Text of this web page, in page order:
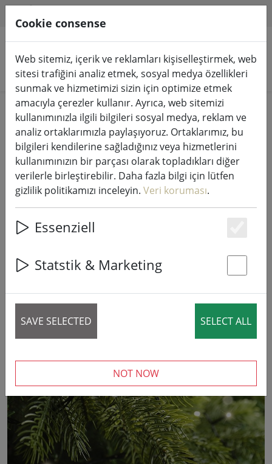
Ürünleri arayın
Home Peri ışıkları & aydınlatma Peri ışıkları
Kaemingk Lumineo LED peri ışıkları
Dimmerli Basic 360 LED sıcak beyaz
dış mekan 27 m siyah
Cookie consense
Web sitemiz, içerik ve reklamları kişiselleştirmek, web
sitesi trafiğini analiz etmek, sosyal medya özellikleri
sunmak ve hizmetimizi sizin için optimize etmek
amacıyla çerezler kullanır. Ayrıca, web sitemizi
kullanımınızla ilgili bilgileri sosyal medya, reklam ve
analiz ortaklarımızla paylaşıyoruz. Ortaklarımız, bu
bilgileri kendilerine sağladığınız veya hizmetlerini
kullanımınızın bir parçası olarak topladıkları diğer
verilerle birleştirebilir. Daha fazla bilgi için lütfen
gizlilik politikamızı inceleyin. Veri koruması.
Essenziell
Statstik & Marketing
SAVE SELECTED SELECT ALL
NOT NOW